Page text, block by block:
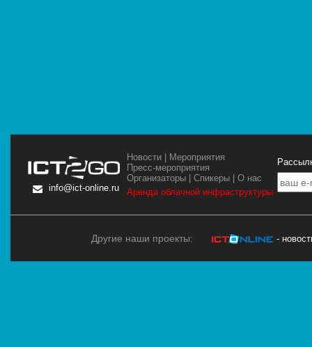
info@ict-online.ru
Новости
Мероприятия
Пресс-мероприятия
Организаторы |Спикеры |О нас
Аренда облачной инфраструктуры
Другие наши проекты: -